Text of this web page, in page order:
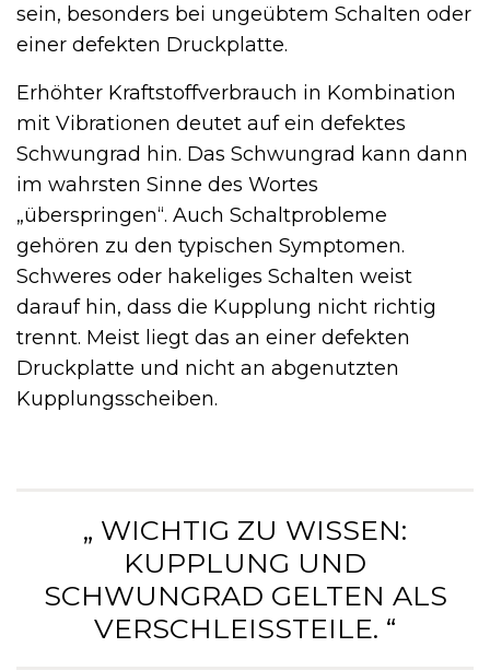
sein, besonders bei ungeübtem Schalten oder
einer defekten Druckplatte.
Erhöhter Kraftstoffverbrauch in Kombination
mit Vibrationen deutet auf ein defektes
Schwungrad hin. Das Schwungrad kann dann
im wahrsten Sinne des Wortes
„überspringen“. Auch Schaltprobleme
gehören zu den typischen Symptomen.
Schweres oder hakeliges Schalten weist
darauf hin, dass die Kupplung nicht richtig
trennt. Meist liegt das an einer defekten
Druckplatte und nicht an abgenutzten
Kupplungsscheiben.
„ WICHTIG ZU WISSEN:
KUPPLUNG UND
SCHWUNGRAD GELTEN ALS
VERSCHLEISSTEILE. “